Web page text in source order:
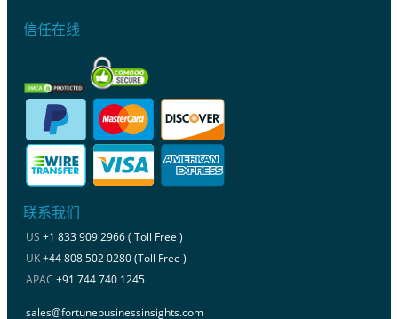
信任在线
联系我们
US +1 833 909 2966 ( Toll Free )
UK+44 808 502 0280 (Toll Free )
APAC +91 744 740 1245
sales@fortunebusinessinsights.com